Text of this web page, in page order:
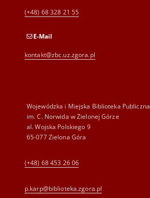
(+48) 68 328 21 55
E-Mail
kontakt@zbc.uz.zgora.pl
Wojewódzka i Miejska Biblioteka Publiczna
im. C. Norwida w Zielonej Górze
al. Wojska Polskiego 9
65-077 Zielona Góra
(+48) 68 453 26 06
p.karp@biblioteka.zgora.pl